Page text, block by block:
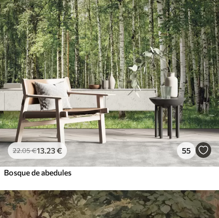
22.05€13 .23€ 55
Bosque de abedules